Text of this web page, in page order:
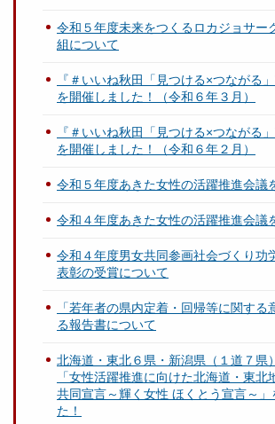
令和５年度未来をつくるロカジョサー
組について
『＃いいね秋田「見つける×つながる
を開催しました！（令和６年３月）
『＃いいね秋田「見つける×つながる
を開催しました！（令和６年２月）
令和５年度あきた女性の活躍推進会議
令和４年度あきた女性の活躍推進会議
令和４年度男女共同参画社会づくり功
表彰の受賞について
「若年者の県内定着・回帰等に関する
る報告書について
北海道・東北６県・新潟県（１道７県
「女性活躍推進に向けた北海道・東北
共同宣言～輝く女性 ほくとう宣言～」
た！